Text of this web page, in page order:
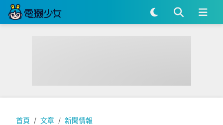
首頁 文章 新聞情報
Western Digital 全新 WD_BLACK SN770 NVMe SSD 登台！